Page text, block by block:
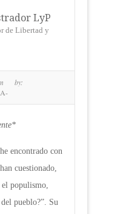
LyP
de Libertad y
by:
encontrado con
cuestionado,
el populismo,
pueblo?”. Su